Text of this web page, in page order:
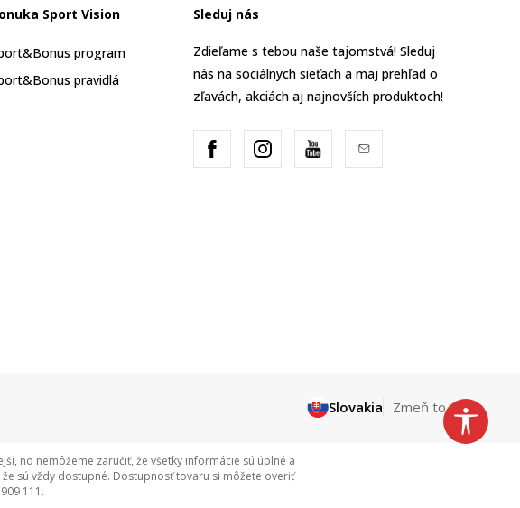
Sport Vision
program
pravidlá
Sleduj nás
Zdieľame s tebou naše tajomstvá! Sleduj
nás na sociálnych sieťach a maj prehľad o
zľavách, akciách aj najnovších produktoch!
Slovakia Zmeň to
no nemôžeme zaručiť, že všetky informácie sú úplné a
sú vždy dostupné. Dostupnosť tovaru si môžete overiť
111.